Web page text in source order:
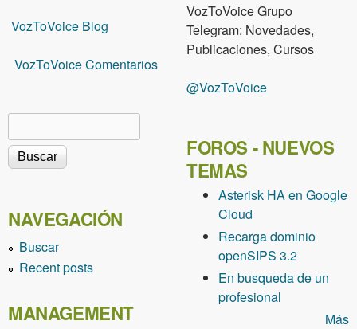
VozToVoice Blog
VozToVoice Comentarios
Formulario de búsqueda
NAVEGACIÓN
Buscar
Recent posts
MANAGEMENT
VozToVoice Grupo
Telegram: Novedades,
Publicaciones, Cursos
@VozToVoice
FOROS - NUEVOS
TEMAS
Asterisk HA en Google
Cloud
Recarga dominio
openSIPS 3.2
En busqueda de un
profesional
Más